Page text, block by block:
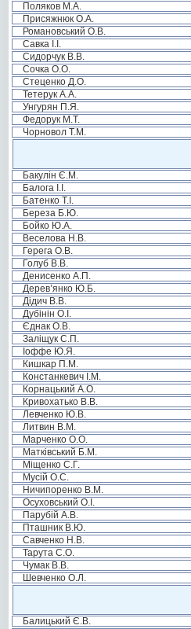
Поляков М.А.
Присяжнюк О.А.
Романовський О.В.
Савка І.І.
Сидорчук В.В.
Сочка О.О.
Стеценко Д.О.
Тетерук А.А.
Унгурян П.Я.
Федорук М.Т.
Чорновол Т.М.
Бакулін Є.М.
Балога І.І.
Батенко Т.І.
Береза Б.Ю.
Бойко Ю.А.
Веселова Н.В.
Герега О.В.
Голуб В.В.
Денисенко А.П.
Дерев’янко Ю.Б.
Дідич В.В.
Дубінін О.І.
Єднак О.В.
Заліщук С.П.
Іоффе Ю.Я.
Кишкар П.М.
Констанкевич І.М.
Корнацький А.О.
Кривохатько В.В.
Левченко Ю.В.
Литвин В.М.
Марченко О.О.
Матківський Б.М.
Міщенко С.Г.
Мусій О.С.
Ничипоренко В.М.
Осуховський О.І.
Парубій А.В.
Пташник В.Ю.
Савченко Н.В.
Тарута С.О.
Чумак В.В.
Шевченко О.Л.
Балицький Є.В.